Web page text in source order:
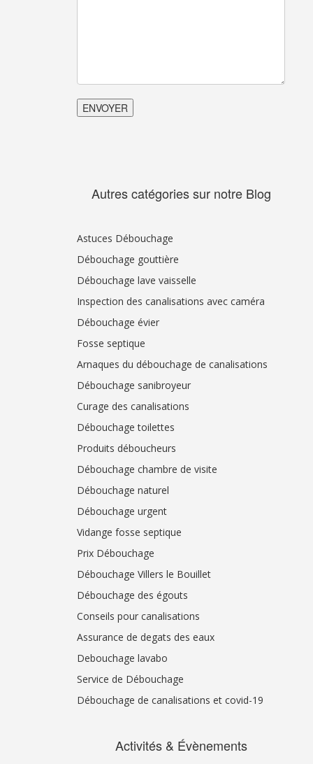
Autres catégories sur notre Blog
Astuces Débouchage
Débouchage gouttière
Débouchage lave vaisselle
Inspection des canalisations avec caméra
Débouchage évier
Fosse septique
Arnaques du débouchage de canalisations
Débouchage sanibroyeur
Curage des canalisations
Débouchage toilettes
Produits déboucheurs
Débouchage chambre de visite
Débouchage naturel
Débouchage urgent
Vidange fosse septique
Prix Débouchage
Débouchage Villers le Bouillet
Débouchage des égouts
Conseils pour canalisations
Assurance de degats des eaux
Debouchage lavabo
Service de Débouchage
Débouchage de canalisations et covid-19
Activités & Évènements